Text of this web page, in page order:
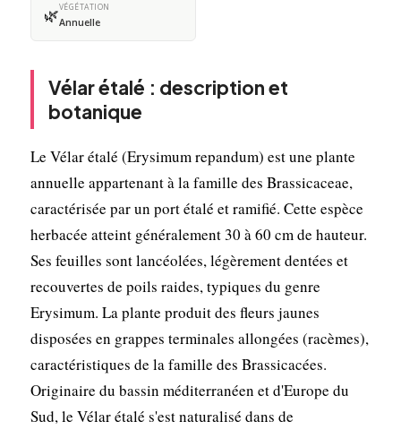
🌿VÉGÉTATION
Annuelle
Vélar étalé : description et
botanique
Le Vélar étalé (Erysimum repandum) est une plante
annuelle appartenant à la famille des Brassicaceae,
caractérisée par un port étalé et ramifié. Cette espèce
herbacée atteint généralement 30 à 60 cm de hauteur.
Ses feuilles sont lancéolées, légèrement dentées et
recouvertes de poils raides, typiques du genre
Erysimum. La plante produit des fleurs jaunes
disposées en grappes terminales allongées (racèmes),
caractéristiques de la famille des Brassicacées.
Originaire du bassin méditerranéen et d'Europe du
Sud, le Vélar étalé s'est naturalisé dans de